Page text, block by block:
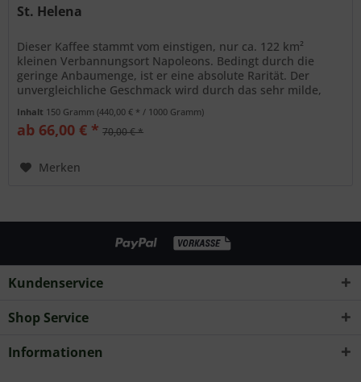
St. Helena
Dieser Kaffee stammt vom einstigen, nur ca. 122 km²
kleinen Verbannungsort Napoleons. Bedingt durch die
geringe Anbaumenge, ist er eine absolute Rarität. Der
unvergleichliche Geschmack wird durch das sehr milde,
Inhalt 150 Gramm(440,00 € * / 1000 Gramm)
ab 66,00 € * 70,00 € *
Merken
Kundenservice
Shop Service
Informationen